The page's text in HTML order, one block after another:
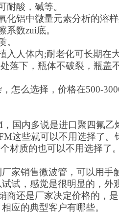
耐酸，碱等。
化铝中微量元素分析的溶样
系数zui底。
。
入人体内;耐老化可长期在
落下，瓶体不破裂，瓶盖
怎么选择，价格在500-
国内多说是进口聚四氟乙
这些就可以不用选择了。
材质的也可以不用选择了。
家销售微波管，可以用手
试，感觉是很明显的，外
商还是厂家决定价格的，
应的典型客户有哪些。